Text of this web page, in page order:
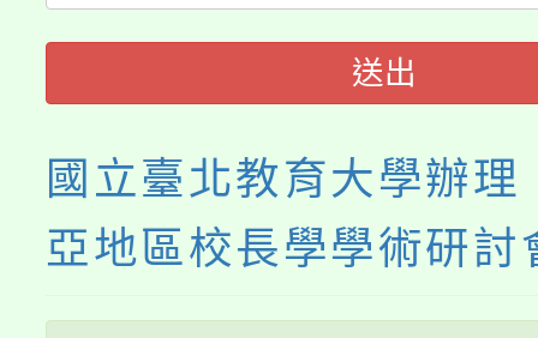
送出
國立臺北教育大學辦
亞地區校長學學術研討